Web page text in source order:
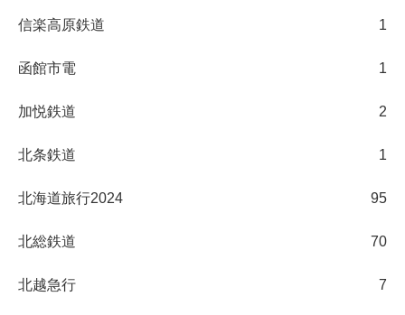
信楽高原鉄道 1
函館市電 1
加悦鉄道 2
北条鉄道 1
北海道旅行2024 95
北総鉄道 70
北越急行 7